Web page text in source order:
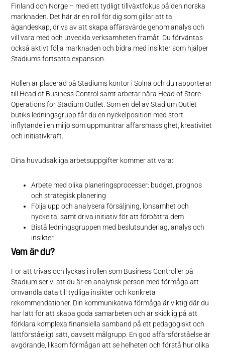
Finland och Norge – med ett tydligt tillväxtfokus på den norska
marknaden. Det här är en roll för dig som gillar att ta
ägandeskap, drivs av att skapa affärsvärde genom analys och
vill vara med och utveckla verksamheten framåt. Du förväntas
också aktivt följa marknaden och bidra med insikter som hjälper
Stadiums fortsatta expansion.
Rollen är placerad på Stadiums kontor i Solna och du rapporterar
till Head of Business Control samt arbetar nära Head of Store
Operations för Stadium Outlet. Som en del av Stadium Outlet
butiks ledningsgrupp får du en nyckelposition med stort
inflytande i en miljö som uppmuntrar affärsmässighet, kreativitet
och initiativkraft.
Dina huvudsakliga arbetsuppgifter kommer att vara:
Arbete med olika planeringsprocesser: budget, prognos
och strategisk planering
Följa upp och analysera försäljning, lönsamhet och
nyckeltal samt driva initiativ för att förbättra dem
Bistå ledningsgruppen med beslutsunderlag, analys och
insikter
Vem är du?
För att trivas och lyckas i rollen som Business Controller på
Stadium ser vi att du är en analytisk person med förmåga att
omvandla data till tydliga insikter och konkreta
rekommendationer. Din kommunikativa förmåga är viktig där du
har lätt för att skapa goda samarbeten och är skicklig på att
förklara komplexa finansiella samband på ett pedagogiskt och
lättförståeligt sätt, oavsett målgrupp. En god affärsförståelse är
avgörande, liksom förmågan att se helheten och förstå hur olika